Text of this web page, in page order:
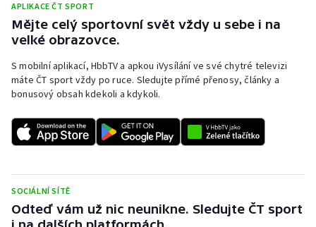
Short track
Sportovní střelba
Stolní tenis
Triatlon
Veslování
Vodní slalom
APLIKACE ČT SPORT
Mějte celý sportovní svět vždy u sebe i na
velké obrazovce.
S mobilní aplikací, HbbTV a apkou iVysílání ve své chytré televizi
máte ČT sport vždy po ruce. Sledujte přímé přenosy, články a
bonusový obsah kdekoli a kdykoli.
SOCIÁLNÍ SÍTĚ
Odteď vám už nic neunikne. Sledujte ČT sport